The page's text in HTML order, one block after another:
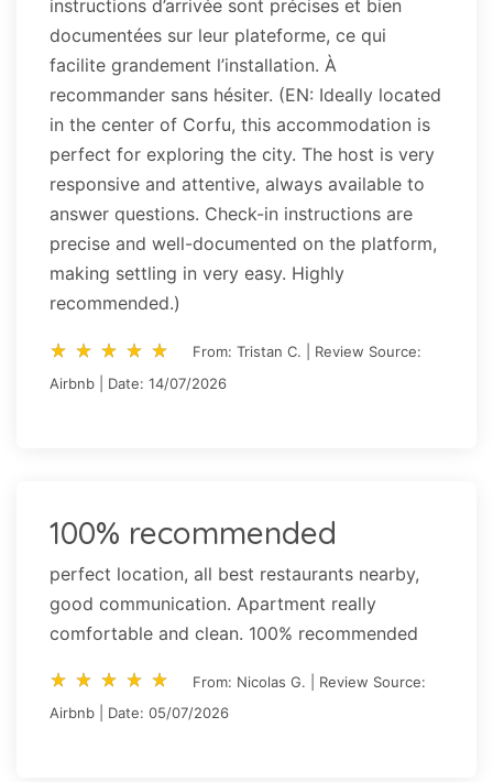
instructions d’arrivée sont précises et bien
documentées sur leur plateforme, ce qui
facilite grandement l’installation. À
recommander sans hésiter. (EN: Ideally located
in the center of Corfu, this accommodation is
perfect for exploring the city. The host is very
responsive and attentive, always available to
answer questions. Check-in instructions are
precise and well-documented on the platform,
making settling in very easy. Highly
recommended.)
star_rate star_rate star_rate star_rate star_rate
star_rate star_rate star_rate star_rate star_rate
From: Tristan C. | Review Source:
Airbnb | Date: 14/07/2026
100% recommended
perfect location, all best restaurants nearby,
good communication. Apartment really
comfortable and clean. 100% recommended
star_rate star_rate star_rate star_rate star_rate
star_rate star_rate star_rate star_rate star_rate
From: Nicolas G. | Review Source:
Airbnb | Date: 05/07/2026